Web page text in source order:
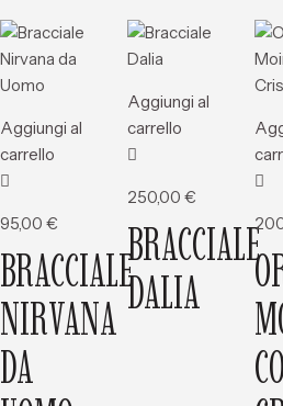
Aggiungi al
carrello
95,00 €
BRACCIALE
NIRVANA
DA
Aggiungi al
carrello
250,00 €
BRACCIALE
DALIA